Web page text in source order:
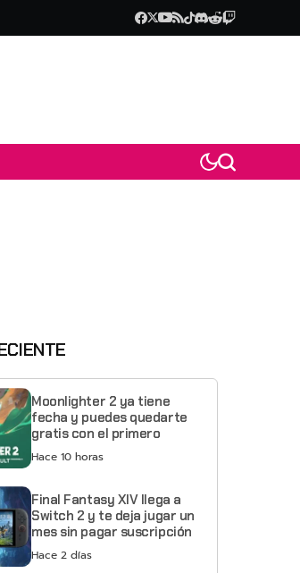
Moonlighter 2 ya tiene
fecha y puedes quedarte
gratis con el primero
Hace 10 horas
Final Fantasy XIV llega a
Switch 2 y te deja jugar un
mes sin pagar suscripción
Hace 2 días